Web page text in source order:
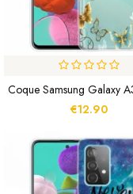
€12.90